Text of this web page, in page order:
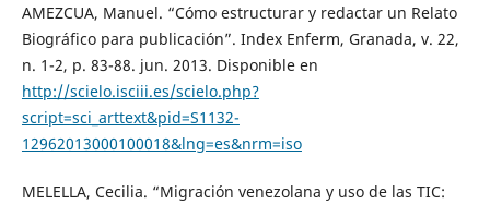
AMEZCUA, Manuel. “Cómo estructurar y redactar un Relato
Biográfico para publicación”. Index Enferm, Granada, v. 22,
n. 1-2, p. 83-88. jun. 2013. Disponible en
http://scielo.isciii.es/scielo.php?
script=sci_arttext&pid=S1132-
12962013000100018&lng=es&nrm=iso
MELELLA, Cecilia. “Migración venezolana y uso de las TIC: